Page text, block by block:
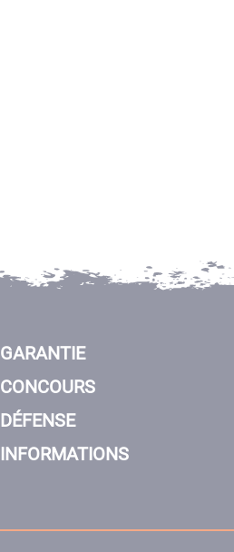
GARANTIE
CONCOURS
DÉFENSE
INFORMATIONS